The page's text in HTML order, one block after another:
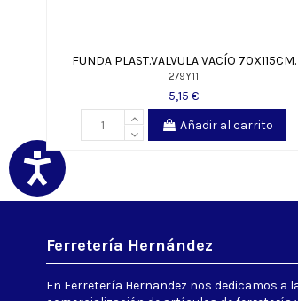
FUNDA PLAST.VALVULA VACÍO 70X115CM.
279Y11
5,15 €
Añadir al carrito
Ferretería Hernández
En Ferretería Hernandez nos dedicamos a